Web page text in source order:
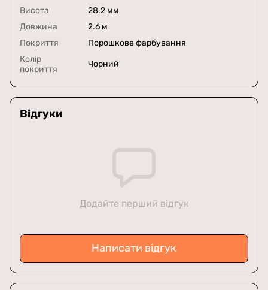
Висота
28.2 мм
Довжина
2.6 м
Покриття
Порошкове фарбування
Колір
покриття
Чорний
Відгуки
Додайте перший відгук
Написати відгук